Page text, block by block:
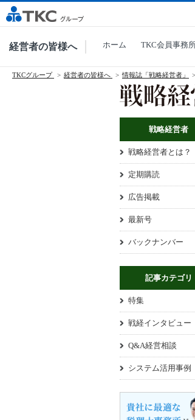
経営者の皆様へ ホーム TKC会員事務
TKCグループ 経営者の皆様へ 情報誌「戦略経営者」
戦略経営者
戦略経営者とは？
定期購読
広告掲載
最新号
バックナンバー
記事カテゴリ
特集
戦経インタビュー
Q&A経営相談
システム活用事例